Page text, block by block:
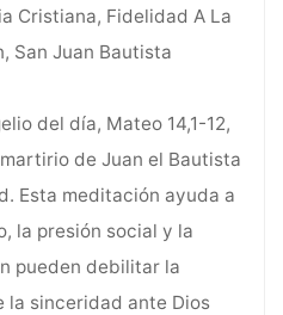
Cristiana, Fidelidad A La
San Juan Bautista
del día, Mateo 14,1-12,
de Juan el Bautista
Esta meditación ayuda a
la presión social y la
pueden debilitar la
la sinceridad ante Dios